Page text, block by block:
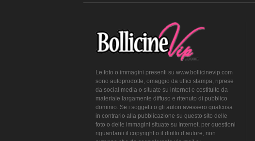
Le foto o immagini presenti su www.bollicinevip.com
sono autoprodotte, omaggio da uffici stampa, riprese
da social media o situate su internet e costituite da
materiale largamente diffuso e ritenuto di pubblico
dominio. Se i soggetti o gli autori avessero qualcosa
in contrario alla pubblicazione su questo sito delle
foto o delle immagini situate su Internet, per questioni
riguardanti il copyright o il diritto d’autore, non